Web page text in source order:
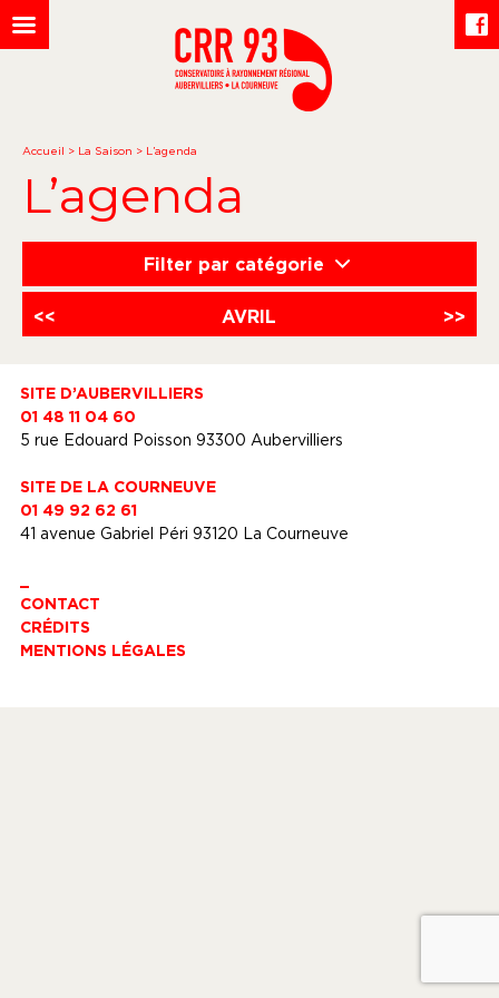
Accueil > La Saison > L’agenda
L’agenda
Filter par catégorie
<< AVRIL >>
SITE D’AUBERVILLIERS
01 48 11 04 60
5 rue Edouard Poisson 93300 Aubervilliers
SITE DE LA COURNEUVE
01 49 92 62 61
41 avenue Gabriel Péri 93120 La Courneuve
CONTACT
CRÉDITS
MENTIONS LÉGALES